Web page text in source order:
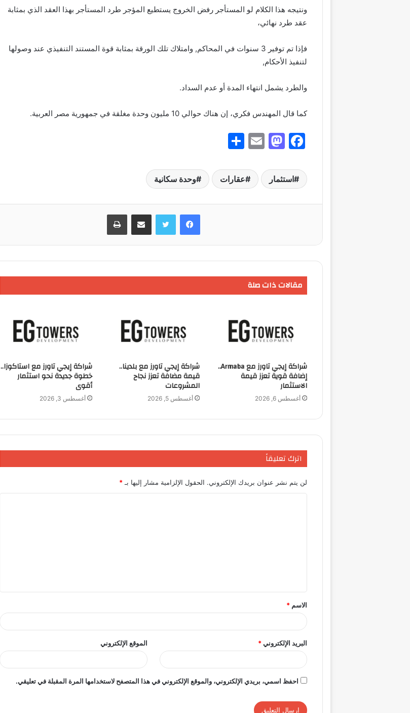
ونتيجه هذا الكلام لو المستأجر رفض الخروج يستطيع المؤجر طرد المستأجر بهذا العقد الذي بمثابة
عقد طرد نهائي،
فإذا تم توفير 3 سنوات في المحاكم, وامتلاك تلك الورقة بمثابة قوة المستند التنفيذي عند وصولها
لتنفيذ الأحكام,
والطرد يشمل انتهاء المدة أو عدم السداد.
كما قال المهندس فكري، إن هناك حوالي 10 مليون وحدة مغلقة في جمهورية مصر العربية.
F
c
e
b
M
st
o
d
E
ai
l
ar
e
استثمار عقارات وحدة سكانية
فيسبوك
مقالات ذات صلة
شراكة إيجي تاورز مع Armaba..
إضافة قوية تعزز قيمة
الاستثمار
أغسطس 6, 2026
شراكة إيجي تاورز مع بلدينا..
قيمة مضافة تعزز نجاح
المشروعات
أغسطس 5, 2026
شراكة إيجي تاورز مع استاكوزا..
خطوة جديدة نحو استثمار
أقوى
أغسطس 3, 2026
اترك تعليقاً
لن يتم نشر عنوان بريدك الإلكتروني. الحقول الإلزامية مشار إليها بـ *
ق
*
الاسم *
البريد الإلكتروني* الموقع الإلكتروني
احفظ اسمي، بريدي الإلكتروني، والموقع الإلكتروني في هذا المتصفح لاستخدامها المرة المقبلة في تعليقي.